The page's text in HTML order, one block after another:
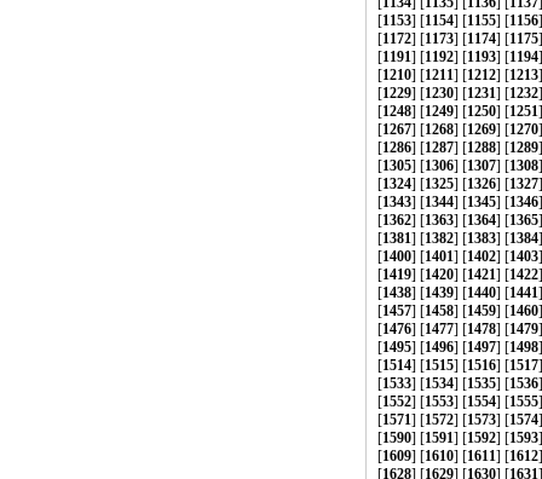
[1153] [1154] [1155] [1156
[1172] [1173] [1174] [1175
[1191] [1192] [1193] [1194
[1210] [1211] [1212] [1213
[1229] [1230] [1231] [1232
[1248] [1249] [1250] [1251
[1267] [1268] [1269] [1270
[1286] [1287] [1288] [1289
[1305] [1306] [1307] [1308
[1324] [1325] [1326] [1327
[1343] [1344] [1345] [1346
[1362] [1363] [1364] [1365
[1381] [1382] [1383] [1384
[1400] [1401] [1402] [1403
[1419] [1420] [1421] [1422
[1438] [1439] [1440] [1441
[1457] [1458] [1459] [1460
[1476] [1477] [1478] [1479
[1495] [1496] [1497] [1498
[1514] [1515] [1516] [1517
[1533] [1534] [1535] [1536
[1552] [1553] [1554] [1555
[1571] [1572] [1573] [1574
[1590] [1591] [1592] [1593
[1609] [1610] [1611] [1612
[1628] [1629] [1630] [1631